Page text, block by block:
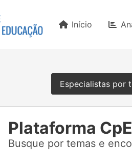
Início
Especialistas por
Plataforma CpE
Busque por temas e